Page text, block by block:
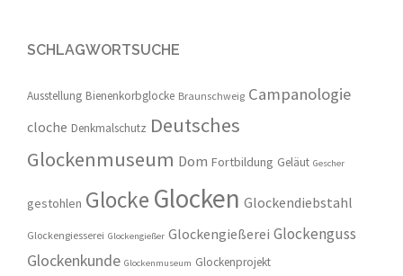
SCHLAGWORTSUCHE
Ausstellung Bienenkorbglocke Braunschweig Campanologie
cloche Denkmalschutz Deutsches
Glockenmuseum Dom Fortbildung Geläut Gescher
gestohlen Glocke Glocken Glockendiebstahl
Glockengiesserei Glockengießer Glockengießerei Glockenguss
Glockenkunde Glockenmuseum Glockenprojekt